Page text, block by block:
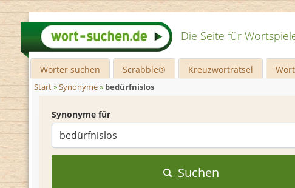
Die Seite für
Wörter suchen Scrabble® Kreuzworträtsel
Start»Synonyme» bedürfnislos
Synonyme für
Suchen